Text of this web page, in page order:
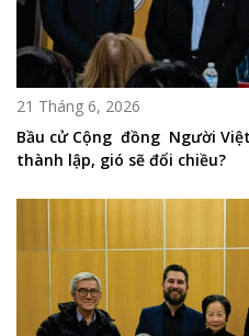
21 Tháng 6, 2026
Bầu cử Cộng đồng Người
thành lập, gió sẽ đổi chiều?